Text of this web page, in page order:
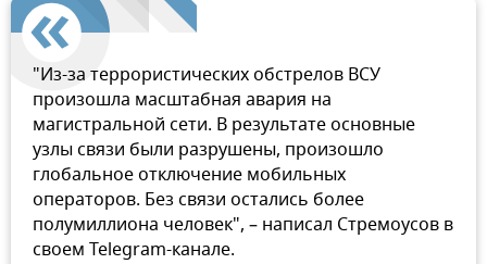
"Из-за террористических обстрелов ВСУ
произошла масштабная авария на
магистральной сети. В результате основные
узлы связи были разрушены, произошло
глобальное отключение мобильных
операторов. Без связи остались более
полумиллиона человек", – написал Стремоусов в
своем Telegram-канале.